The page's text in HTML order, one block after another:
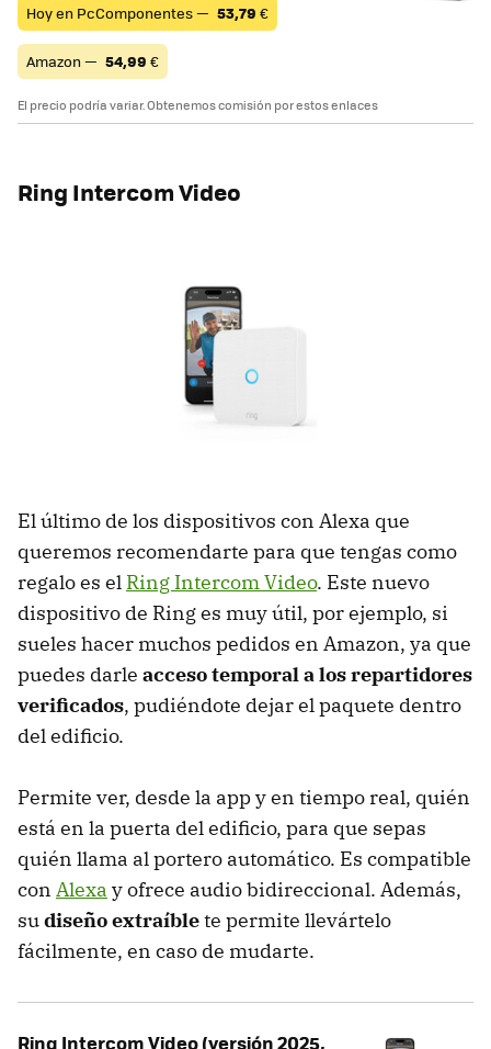
Hoy en PcComponentes — 53,79 €
Amazon — 54,99 €
El precio podría variar. Obtenemos comisión por estos enlaces
Ring Intercom Video
El último de los dispositivos con Alexa que
queremos recomendarte para que tengas como
regalo es el Ring Intercom Video. Este nuevo
dispositivo de Ring es muy útil, por ejemplo, si
sueles hacer muchos pedidos en Amazon, ya que
puedes darle acceso temporal a los repartidores
verificados, pudiéndote dejar el paquete dentro
del edificio.
Permite ver, desde la app y en tiempo real, quién
está en la puerta del edificio, para que sepas
quién llama al portero automático. Es compatible
con Alexa y ofrece audio bidireccional. Además,
sudiseño extraíblete permite llevártelo
fácilmente, en caso de mudarte.
Ring Intercom Video (versión 2025,